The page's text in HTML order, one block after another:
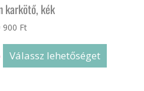
karkötő, kék
900 Ft
Válassz lehetőséget